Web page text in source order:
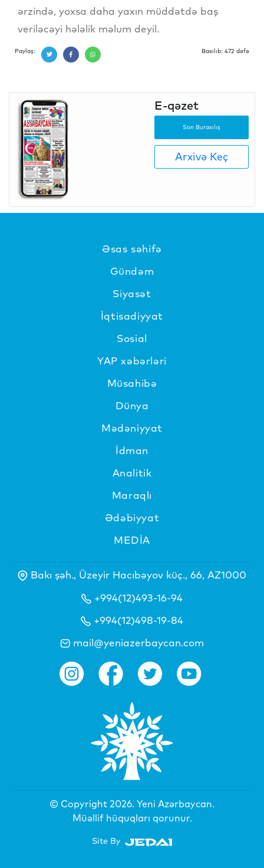
ərzində, yoxsa daha yaxın müddətdə baş
veriləcəyi hələlik məlum deyil.
Paylaş: Baxılıb: 472 dəfə
E-qəzet
Son Buraxılış
Arxivə Keç
Əsas səhifə
Gündəm
Siyasət
İqtisadiyyat
Sosial
YAP xəbərləri
Müsahibə
Dünya
Mədəniyyat
İdman
Analitik
Maraqlı
Ədəbiyyat
MEDİA
Bakı şəh., Üzeyir Hacıbəyov küç., 66, AZ1000
+994(12)493-16-94
+994(12)498-19-84
mail@yeniazerbaycan.com
© Copyright 2026. Yeni Azərbaycan.
Müəllif hüquqları qorunur.
Site By